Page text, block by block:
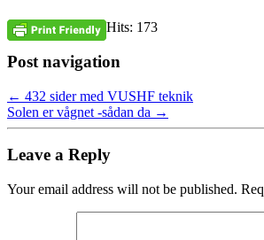
Hits: 173
Post navigation
← 432 sider med VUSHF teknik
Solen er vågnet -sådan da →
Leave a Reply
Your email address will not be published.